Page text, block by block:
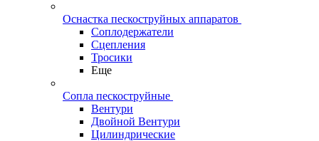
Оснастка пескоструйных аппаратов
Соплодержатели
Сцепления
Тросики
Еще
Сопла пескоструйные
Вентури
Двойной Вентури
Цилиндрические